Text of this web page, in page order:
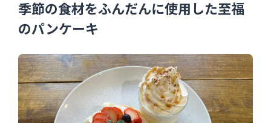
季節の食材をふんだんに使用した至福
のパンケーキ